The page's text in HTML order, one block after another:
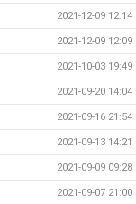
2021-12-09 12:14
2021-12-09 12:09
2021-10-03 19:49
2021-09-20 14:04
2021-09-16 21:54
2021-09-13 14:21
2021-09-09 09:28
2021-09-07 21:00